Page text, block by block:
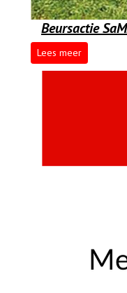
Beursactie
Lees meer